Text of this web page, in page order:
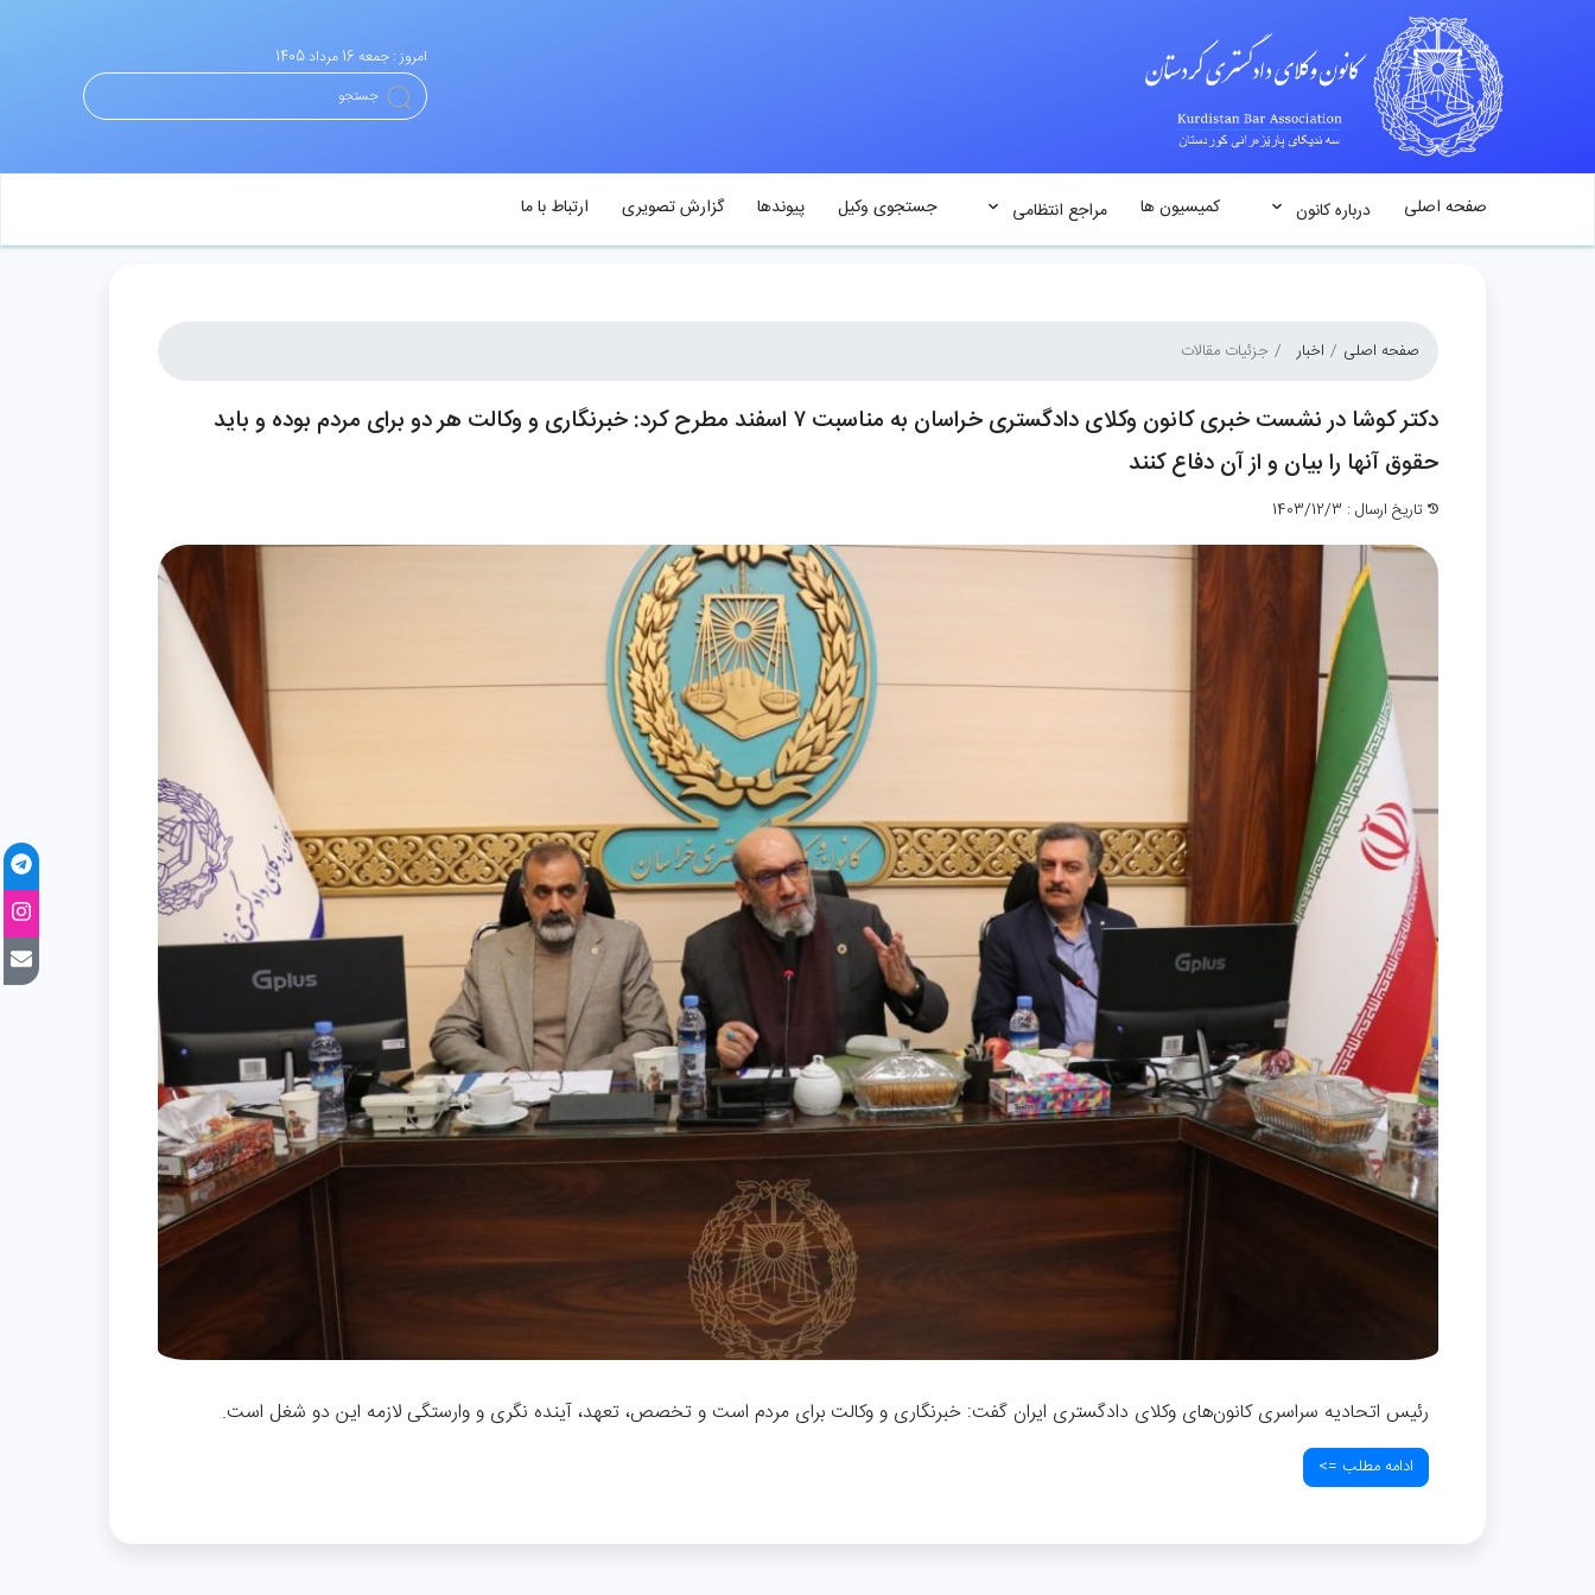
امروز : جمعه 16 مرداد 1405
صفحه اصلی درباره کانون کمیسیون ها مراجع انتظامی جستجوی وکیل پیوندها گزارش تصویری ارتباط با ما
صفحه اصلی اخبار جزئیات مقالات
دکتر کوشا در نشست خبری کانون وکلای دادگستری خراسان به مناسبت ۷ اسفند مطرح کرد: خبرنگاری و وکالت هر دو برای مردم بوده و باید
حقوق آنها را بیان و از آن دفاع کنند
تاریخ ارسال : 1403/12/3
رئیس اتحادیه سراسری کانون‌های وکلای دادگستری ایران گفت: خبرنگاری و وکالت برای مردم است و تخصص، تعهد، آینده نگری و وارستگی لازمه این دو شغل است.
ادامه مطلب =>